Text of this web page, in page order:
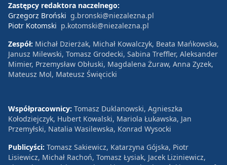
Zastępcy redaktora naczelnego:
Grzegorz Broński g.bronski@niezalezna.pl
Piotr Kotomski p.kotomski@niezalezna.pl
Zespół: Michał Dzierżak, Michał Kowalczyk, Beata Mańkowska,
Janusz Milewski, Tomasz Grodecki, Sabina Treffler, Aleksander
Mimier, Przemysław Obłuski, Magdalena Żuraw, Anna Zyzek,
Mateusz Mol, Mateusz Święcicki
Współpracownicy: Tomasz Duklanowski, Agnieszka
Kołodziejczyk, Hubert Kowalski, Mariola Łukawska, Jan
Przemyłski, Natalia Wasilewska, Konrad Wysocki
Publicyści: Tomasz Sakiewicz, Katarzyna Gójska, Piotr
Lisiewicz, Michał Rachoń, Tomasz Łysiak, Jacek Liziniewicz,